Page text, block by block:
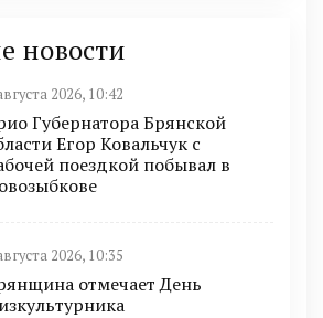
новости
2026, 10:42
Губернатора Брянской
Егор Ковальчук с
поездкой побывал в
2026, 10:35
отмечает День